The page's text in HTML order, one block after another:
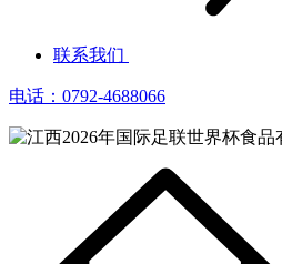
联系我们
电话：0792-4688066